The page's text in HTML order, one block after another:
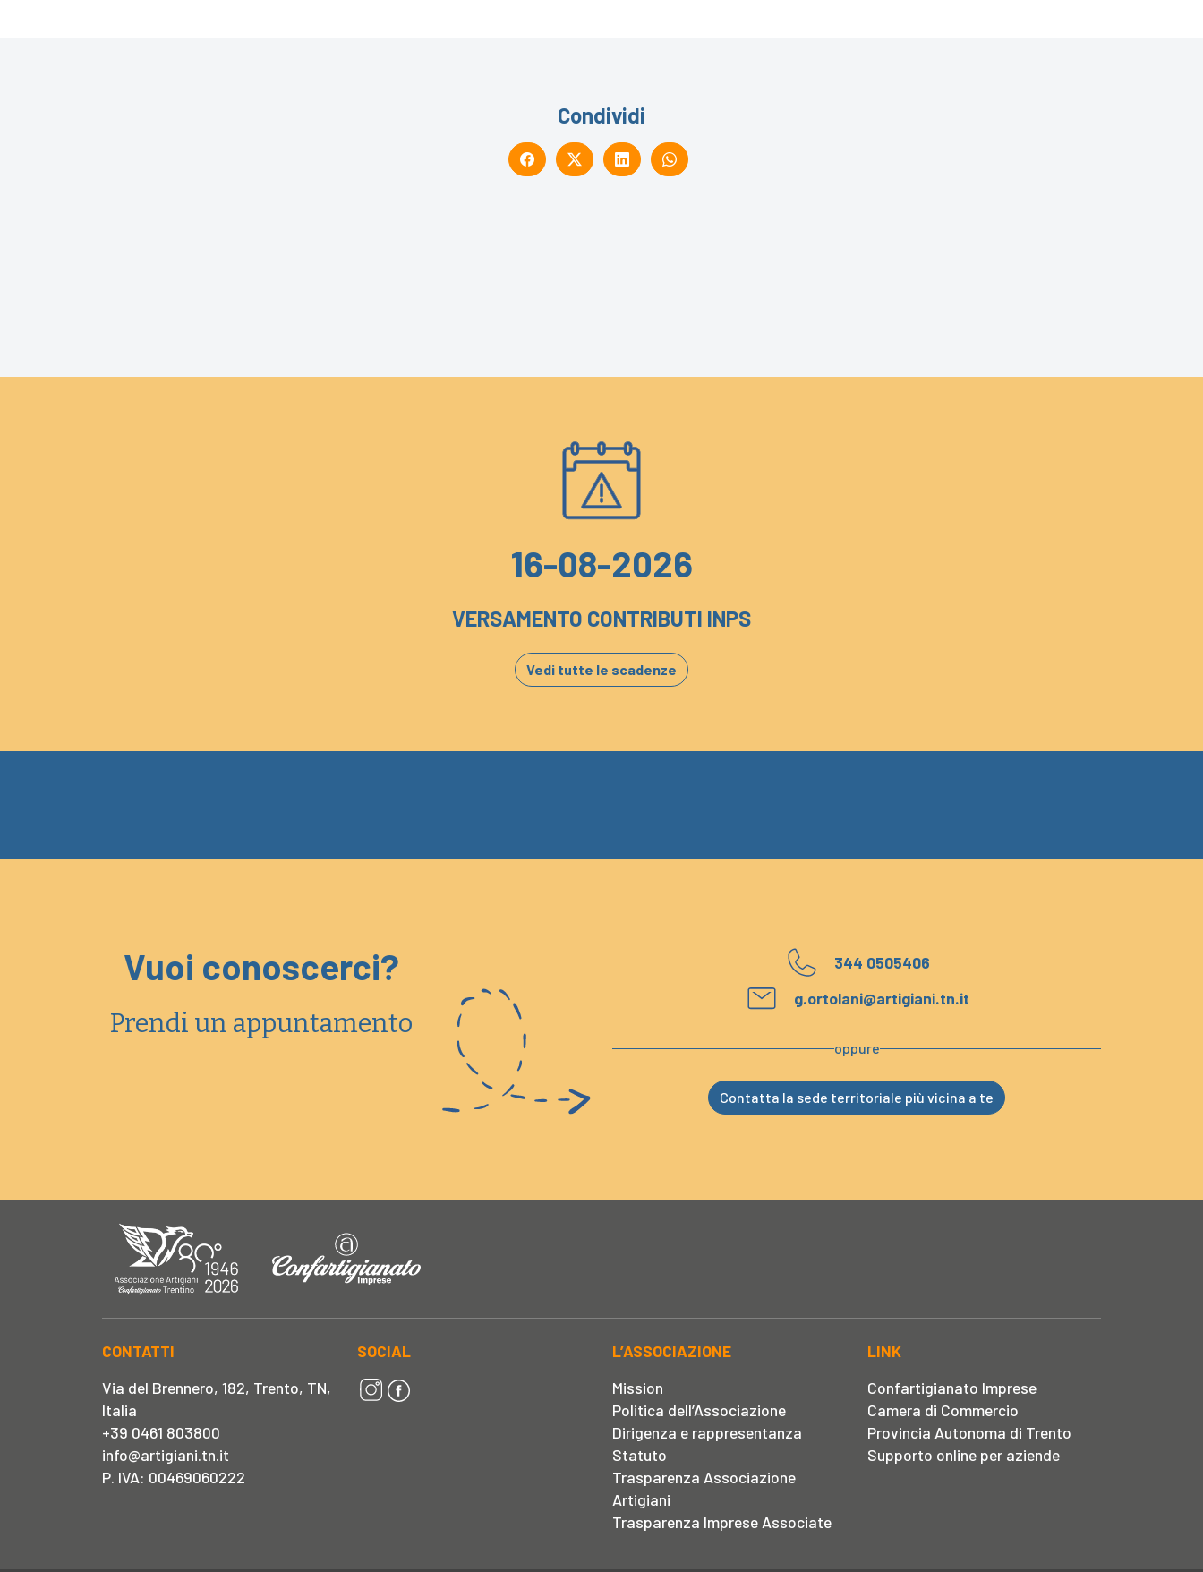
Condividi
16-08-2026
VERSAMENTO CONTRIBUTI INPS
Vedi tutte le scadenze
Vuoi conoscerci?
Prendi un appuntamento
344 0505406
g.ortolani@artigiani.tn.it
oppure
Contatta la sede territoriale più vicina a te
CONTATTI
Via del Brennero, 182, Trento, TN,
Italia
+39 0461 803800
info@artigiani.tn.it
P. IVA: 00469060222
SOCIAL
L’ASSOCIAZIONE
Mission
Politica dell’Associazione
Dirigenza e rappresentanza
Statuto
Trasparenza Associazione
Artigiani
Trasparenza Imprese Associate
LINK
Confartigianato Imprese
Camera di Commercio
Provincia Autonoma di Trento
Supporto online per aziende